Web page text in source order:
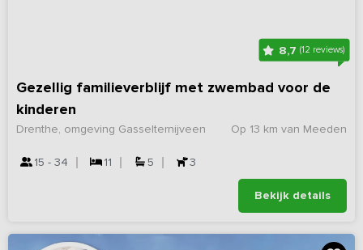
8,7(12 reviews)
Gezellig familieverblijf met zwembad voor de
kinderen
Op 13 km van Meeden
Drenthe, omgeving Gasselternijveen
15 - 34 11 5 3
Bekijk details